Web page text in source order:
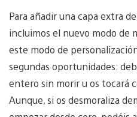
Para añadir una capa extra
incluimos el nuevo modo de
este modo de
segundas oportunidades:
entero sin morir u os tocará
Aunque, si os desmoraliza